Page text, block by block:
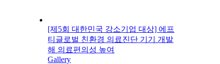
[제5회 대한민국 강소기업 대상] 에프
티글로벌 친환경 의료진단 기기 개발
해 의료편의성 높여
Gallery